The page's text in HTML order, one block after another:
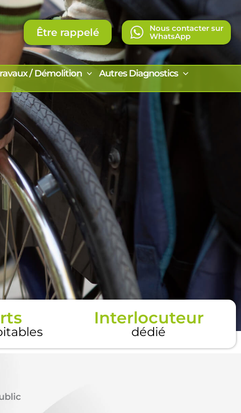
Être rappelé
Nous contacter sur
WhatsApp
/ Démolition
Autres Diagnostics
Interlocuteur
dédié